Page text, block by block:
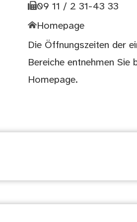
09 11 / 2 31-43 33
Homepage
Die Öffnungszeiten der
Bereiche entnehmen Sie
Homepage.